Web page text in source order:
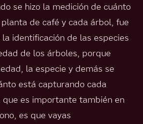
se hizo la medición de cuánto
de café y cada árbol, fue
identificación de las especies
de los árboles, porque
la especie y demás se
está capturando cada
que es importante también en
es que vayas